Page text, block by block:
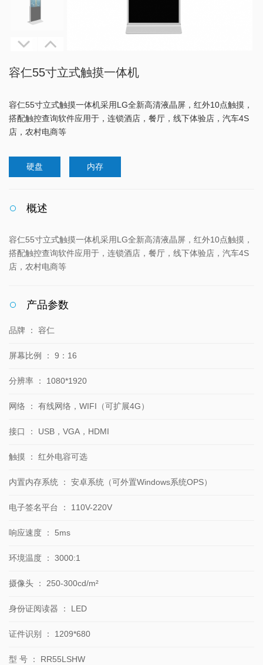
容仁55寸立式触摸一体机
容仁55寸立式触摸一体机采用LG全新高清液晶屏，红外10点触摸，
搭配触控查询软件应用于，连锁酒店，餐厅，线下体验店，汽车4S
店，农村电商等
硬盘 内存
概述
容仁55寸立式触摸一体机采用LG全新高清液晶屏，红外10点触摸，
搭配触控查询软件应用于，连锁酒店，餐厅，线下体验店，汽车4S
店，农村电商等
产品参数
品牌 ： 容仁
屏幕比例 ： 9：16
分辨率 ： 1080*1920
网络 ： 有线网络，WIFI（可扩展4G）
接口 ： USB，VGA，HDMI
触摸 ： 红外电容可选
内置内存系统 ： 安卓系统（可外置Windows系统OPS）
电子签名平台 ： 110V-220V
响应速度 ： 5ms
环境温度 ： 3000:1
摄像头 ： 250-300cd/m²
身份证阅读器 ： LED
证件识别 ： 1209*680
型 号 ： RR55LSHW